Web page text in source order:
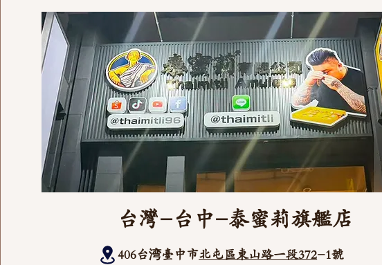
台灣-台中-泰蜜莉旗艦店
406台湾臺中市北屯區東山路一段372-1號